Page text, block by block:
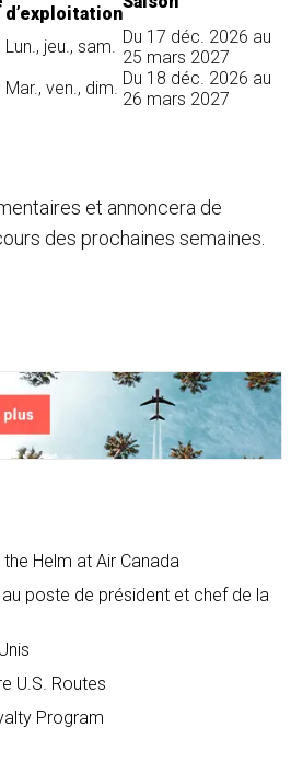
d’exploitation
Lun., jeu., sam. Du 17 déc. 2026 au
25 mars 2027
Mar., ven., dim. Du 18 déc. 2026 au
26 mars 2027
et annoncera de
des prochaines semaines.
Helm at Air Canada
poste de président et chef de la
U.S. Routes
Program